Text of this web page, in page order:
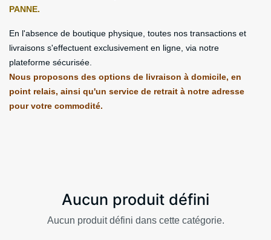
PANNE.
En l'absence de boutique physique, toutes nos transactions et
livraisons s'effectuent exclusivement en ligne, via notre
plateforme sécurisée.
Nous proposons des options de livraison à domicile, en
point relais, ainsi qu'un service de retrait à notre adresse
pour votre commodité.
Aucun produit défini
Aucun produit défini dans cette catégorie.